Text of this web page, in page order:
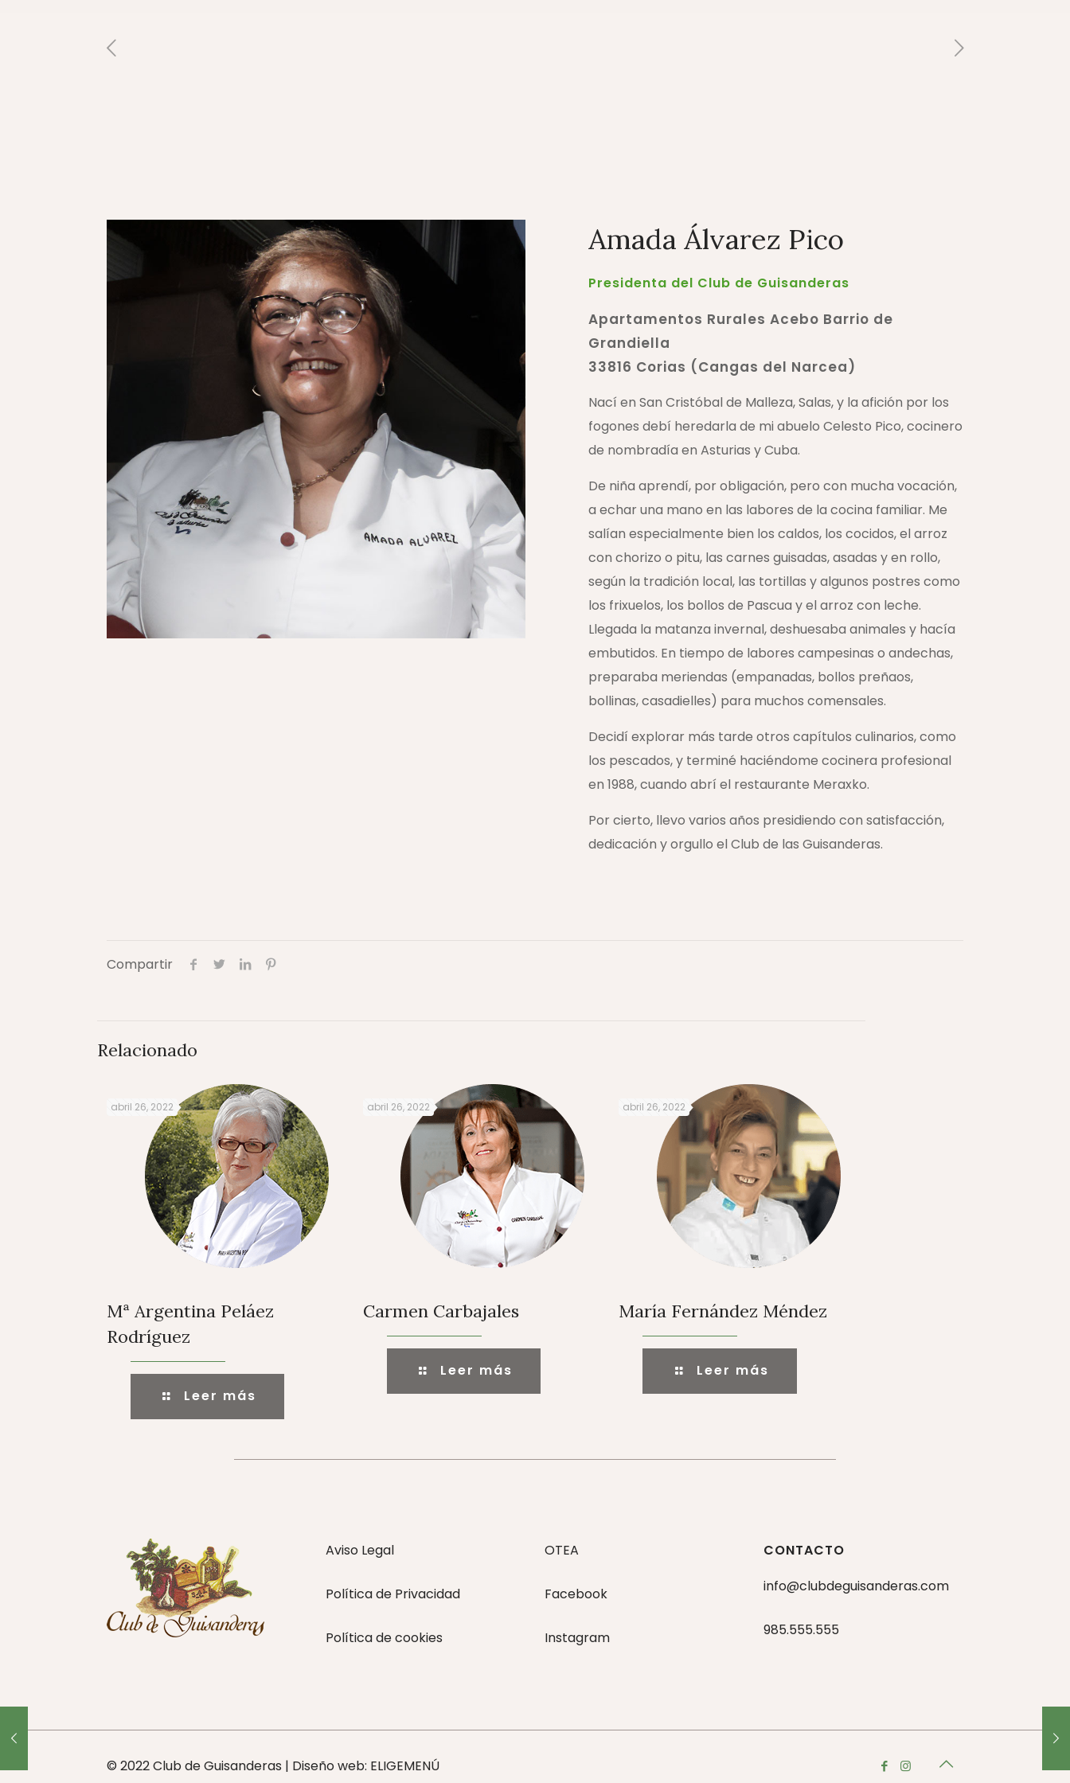
Amada Álvarez Pico
Presidenta del Club de Guisanderas
Apartamentos Rurales Acebo Barrio de
Grandiella
33816 Corias (Cangas del Narcea)
Nací en San Cristóbal de Malleza, Salas, y la afición por los
fogones debí heredarla de mi abuelo Celesto Pico, cocinero
de nombradía en Asturias y Cuba.
De niña aprendí, por obligación, pero con mucha vocación,
a echar una mano en las labores de la cocina familiar. Me
salían especialmente bien los caldos, los cocidos, el arroz
con chorizo o pitu, las carnes guisadas, asadas y en rollo,
según la tradición local, las tortillas y algunos postres como
los frixuelos, los bollos de Pascua y el arroz con leche.
Llegada la matanza invernal, deshuesaba animales y hacía
embutidos. En tiempo de labores campesinas o andechas,
preparaba meriendas (empanadas, bollos preñaos,
bollinas, casadielles) para muchos comensales.
Decidí explorar más tarde otros capítulos culinarios, como
los pescados, y terminé haciéndome cocinera profesional
en 1988, cuando abrí el restaurante Meraxko.
Por cierto, llevo varios años presidiendo con satisfacción,
dedicación y orgullo el Club de las Guisanderas.
Compartir
Relacionado
abril 26, 2022
Mª Argentina Peláez
Rodríguez
Leer más
abril 26, 2022
Carmen Carbajales
Leer más
abril 26, 2022
María Fernández Méndez
Leer más
Aviso Legal
Política de Privacidad
Política de cookies
OTEA
Facebook
Instagram
CONTACTO
info@clubdeguisanderas.com
985.555.555
© 2022 Club de Guisanderas | Diseño web: ELIGEMENÚ